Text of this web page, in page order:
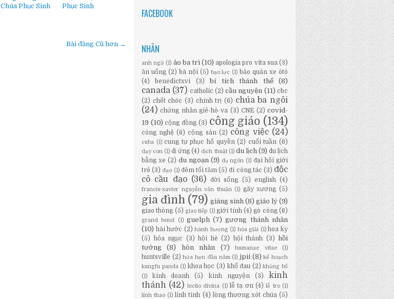
Chúa Phục Sinh
Phục Sinh
Bài đăng Cũ hơn →
FACEBOOK
NHÃN
anh ngữ (1) ảo ba trì (10) apologia pro vita sua (3)
ăn uống (2) bà nội (5) bạo lực (1) bảo quản xe ôtô
(4)
benedictxvi (3) bí tích thánh thể (8)
canada (37) catholic (2) cầu nguyện (11) cbc
(2) chết chóc (3) chính trị (6) chúa ba ngôi
(24) chứng nhân giê-hô-va (3) CNE (2) covid-
19 (10) cộng đồng (3) công giáo (134)
công nghệ (6) cộng sản (2) công việc (24)
cuba (1) cung tự phục hổ quyền (2) cuối tuần (6)
dạy con (1) dị ứng (4) dịch thuật (1) du lịch (9) du lịch
bằng xe (2) du ngoạn (9) dụ ngôn (1) đại hội giới
trẻ (3) đạo (1) đêm tối tăm (5) đi công tác (3) độc
cô cầu đạo (36) đời sống (5) english (4)
francis-xavier nguyễn văn thuận (1) gãy xương (5)
gia đình (79) giáng sinh (8) giáo lý (9)
giao thông (5) giao tiếp (1) giới tính (4) gò công (6)
grand bend (1) guelph (7) gương thánh nhân
(10) hài hước (2) hành hương (1) hòa giải (1) hoa kỳ
(5) hỏa ngục (3) hội hè (2) hội thánh (3) hồi
tưởng
(8) hôn nhân (7) humanae vitae (1)
huntsville (2) hứa hẹn đầu năm (1) jpii (8) kế hoạch
kungfu panda (1) khoa học (3) khổ đau (2) khủng bố
(1)
kinh doanh (5) kinh nguyện (3)
kinh
thánh (42) lectio divina (1) lễ tạ ơn (4) lễ tro (1)
linh thao (1) linh tinh (4) lòng thương xót chúa (5)